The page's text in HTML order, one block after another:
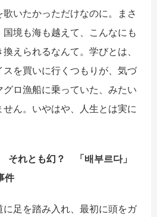
いたかっただけなのに。まさ
境も海も越えて、こんなにも
えられるなんて。学びとは、
を買いに行くつもりが、気づ
ロ漁船に乗っていた、みたい
ん。いやはや、人生とは実に
それとも幻？ 「배부르다」
件
足を踏み入れ、最初に頭をガ